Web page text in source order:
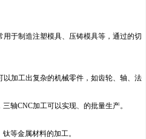
于制造注塑模具、压铸模具等，通过的切
加工出复杂的机械零件，如齿轮、轴、法
轴CNC加工可以实现、的批量生产。
等金属材料的加工。